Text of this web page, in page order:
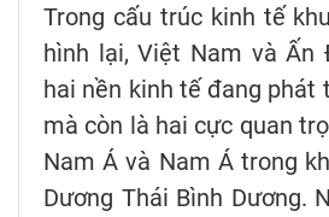
Trong cấu trúc kinh tế
hình lại, Việt Nam và Ấn
hai nền kinh tế đang phát
mà còn là hai cực quan
Nam Á và Nam Á trong
Dương Thái Bình Dương.